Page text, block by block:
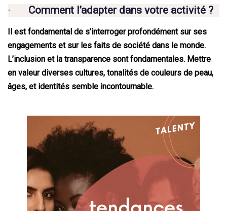
· Comment l’adapter dans votre activité ?
Il est fondamental de s’interroger profondément sur ses
engagements et sur les faits de société dans le monde.
L’inclusion et la transparence sont fondamentales. Mettre
en valeur diverses cultures, tonalités de couleurs de peau,
âges, et identités semble incontournable.